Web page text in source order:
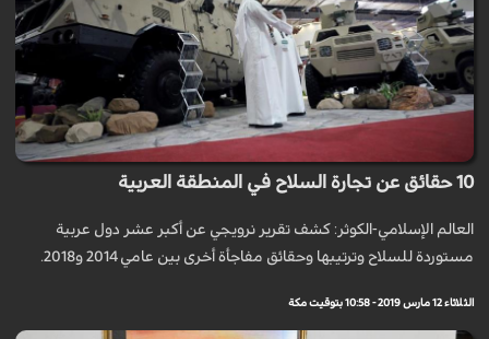
10 حقائق عن تجارة السلاح في المنطقة العربية
العالم الإسلامي-الكوثر: كشف تقرير نرويجي عن أكبر عشر دول عربية
مستوردة للسلاح وترتيبها وحقائق مفاجأة أخرى بين عامي 2014 و2018.
الثلاثاء 12 مارس 2019 - 10:58 بتوقيت مكة